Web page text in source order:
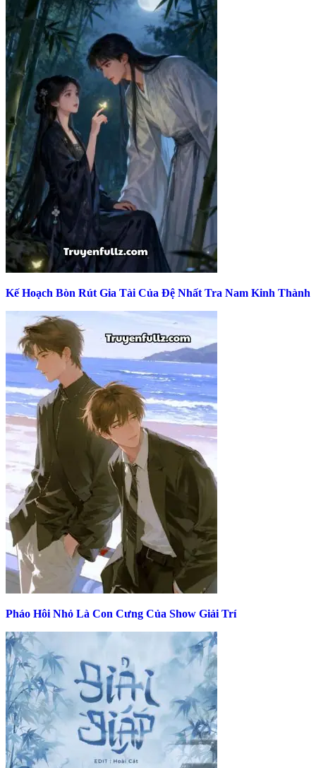
Kế Hoạch Bòn Rút Gia Tài Của Đệ Nhất Tra Nam Kinh Thành
Pháo Hôi Nhỏ Là Con Cưng Của Show Giải Trí